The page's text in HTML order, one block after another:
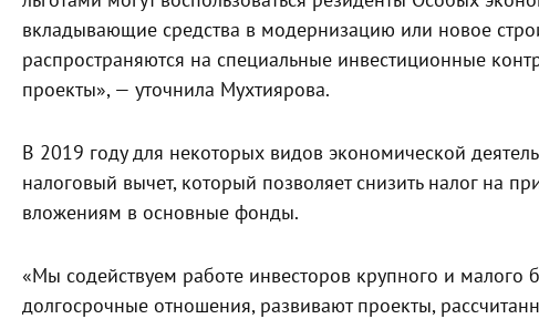
вкладывающие средства в модернизацию или новое
распространяются на специальные инвестиционные
проекты», — уточнила Мухтиярова.
В 2019 году для некоторых видов экономической
налоговый вычет, который позволяет снизить налог на
вложениям в основные фонды.
«Мы содействуем работе инвесторов крупного и малого
долгосрочные отношения, развивают проекты,